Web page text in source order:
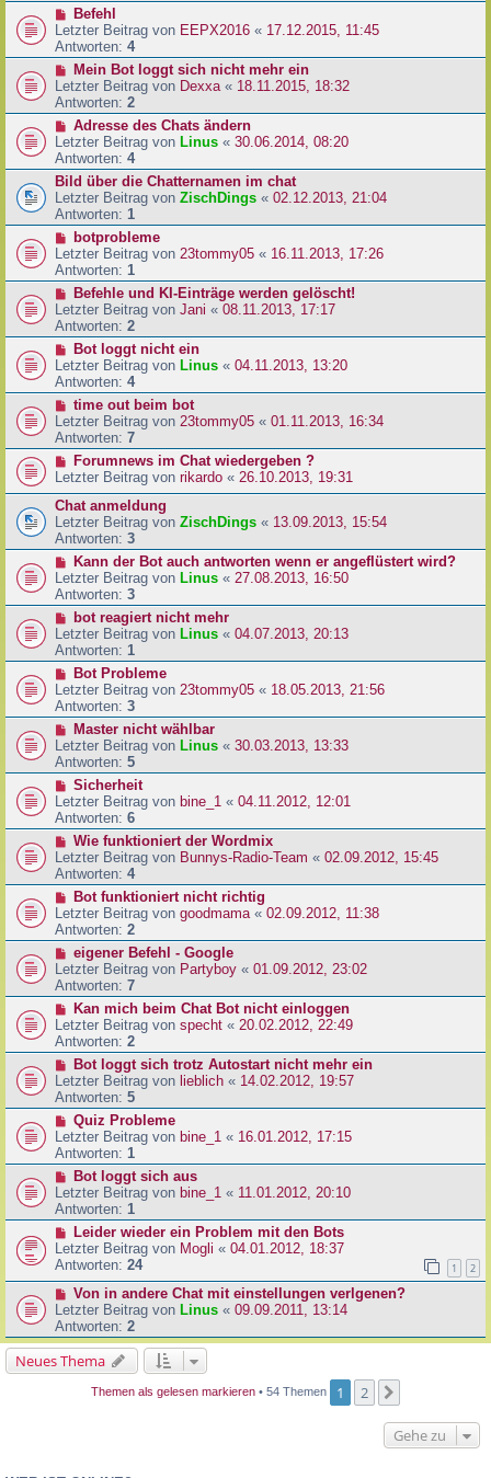
Befehl
Letzter Beitrag von EEPX2016 « 17.12.2015, 11:45
Antworten: 4
Mein Bot loggt sich nicht mehr ein
Letzter Beitrag von Dexxa « 18.11.2015, 18:32
Antworten: 2
Adresse des Chats ändern
Letzter Beitrag von Linus « 30.06.2014, 08:20
Antworten: 4
Bild über die Chatternamen im chat
Letzter Beitrag von ZischDings « 02.12.2013, 21:04
Antworten: 1
botprobleme
Letzter Beitrag von 23tommy05 « 16.11.2013, 17:26
Antworten: 1
Befehle und KI-Einträge werden gelöscht!
Letzter Beitrag von Jani « 08.11.2013, 17:17
Antworten: 2
Bot loggt nicht ein
Letzter Beitrag von Linus « 04.11.2013, 13:20
Antworten: 4
time out beim bot
Letzter Beitrag von 23tommy05 « 01.11.2013, 16:34
Antworten: 7
Forumnews im Chat wiedergeben ?
Letzter Beitrag von rikardo « 26.10.2013, 19:31
Chat anmeldung
Letzter Beitrag von ZischDings « 13.09.2013, 15:54
Antworten: 3
Kann der Bot auch antworten wenn er angeflüstert wird?
Letzter Beitrag von Linus « 27.08.2013, 16:50
Antworten: 3
bot reagiert nicht mehr
Letzter Beitrag von Linus « 04.07.2013, 20:13
Antworten: 1
Bot Probleme
Letzter Beitrag von 23tommy05 « 18.05.2013, 21:56
Antworten: 3
Master nicht wählbar
Letzter Beitrag von Linus « 30.03.2013, 13:33
Antworten: 5
Sicherheit
Letzter Beitrag von bine_1 « 04.11.2012, 12:01
Antworten: 6
Wie funktioniert der Wordmix
Letzter Beitrag von Bunnys-Radio-Team « 02.09.2012, 15:45
Antworten: 4
Bot funktioniert nicht richtig
Letzter Beitrag von goodmama « 02.09.2012, 11:38
Antworten: 2
eigener Befehl - Google
Letzter Beitrag von Partyboy « 01.09.2012, 23:02
Antworten: 7
Kan mich beim Chat Bot nicht einloggen
Letzter Beitrag von specht « 20.02.2012, 22:49
Antworten: 2
Bot loggt sich trotz Autostart nicht mehr ein
Letzter Beitrag von lieblich « 14.02.2012, 19:57
Antworten: 5
Quiz Probleme
Letzter Beitrag von bine_1 « 16.01.2012, 17:15
Antworten: 1
Bot loggt sich aus
Letzter Beitrag von bine_1 « 11.01.2012, 20:10
Antworten: 1
Leider wieder ein Problem mit den Bots
Letzter Beitrag von Mogli « 04.01.2012, 18:37
Antworten: 24 1 2
Von in andere Chat mit einstellungen verlgenen?
Letzter Beitrag von Linus « 09.09.2011, 13:14
Antworten: 2
Neues Thema
Themen als gelesen markieren • 54 Themen 1 2
Gehe zu